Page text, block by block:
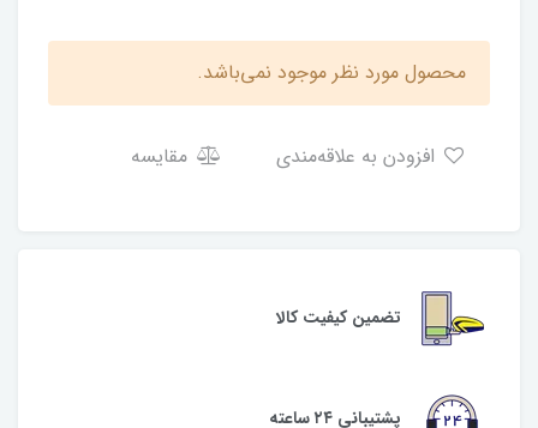
محصول مورد نظر موجود نمی‌باشد.
مقایسه
تضمین کیفیت کالا
پشتیبانی ۲۴ ساعته